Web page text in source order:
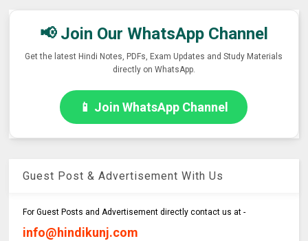
📢 Join Our WhatsApp Channel
Get the latest Hindi Notes, PDFs, Exam Updates and Study Materials
directly on WhatsApp.
📱 Join WhatsApp Channel
Guest Post & Advertisement With Us
For Guest Posts and Advertisement directly contact us at -
info@hindikunj.com